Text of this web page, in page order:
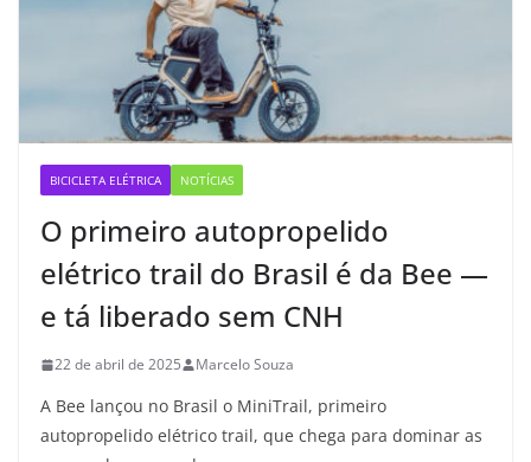
BICICLETA ELÉTRICA NOTÍCIAS
O primeiro autopropelido
elétrico trail do Brasil é da Bee —
e tá liberado sem CNH
22 de abril de 2025 Marcelo Souza
A Bee lançou no Brasil o MiniTrail, primeiro
autopropelido elétrico trail, que chega para dominar as